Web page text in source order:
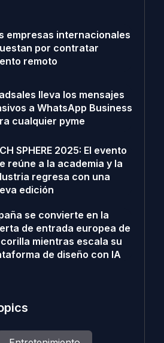
empresas internacionales
por contratar
remoto
lleva los mensajes
a WhatsApp Business
cualquier pyme
SPHERE 2025: El evento
reúne a la academia y la
regresa con una
edición
se convierte en la
de entrada europea de
mientras escala su
de diseño con IA